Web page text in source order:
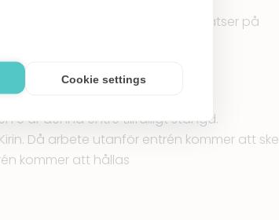
Cookie settings
ner har ett antal parkeringsplatser på
av byggmaterial. Dessa
8 är denna entré tillfälligt stängd.
Då arbete utanför entrén kommer att ske
kommer att hållas